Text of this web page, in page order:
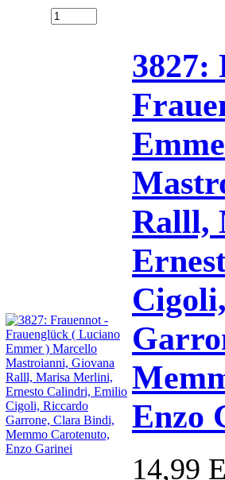
3827:
Ralll,
Enzo
14,99